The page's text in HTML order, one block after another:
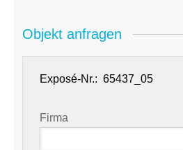
Objekt anfragen
Exposé-Nr.:
Firma